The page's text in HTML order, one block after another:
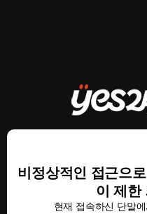
비정상적인 접근으
이 제한
현재 접속하신 단말